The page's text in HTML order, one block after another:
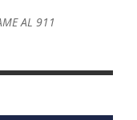
AL 911